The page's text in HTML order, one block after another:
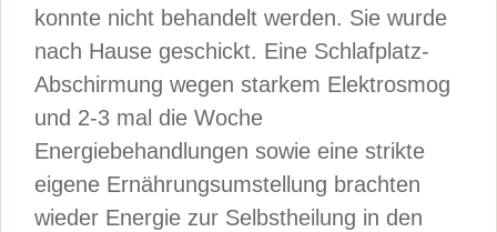
konnte nicht behandelt werden. Sie wurde
nach Hause geschickt. Eine Schlafplatz-
Abschirmung wegen starkem Elektrosmog
und 2-3 mal die Woche
Energiebehandlungen sowie eine strikte
eigene Ernährungsumstellung brachten
wieder Energie zur Selbstheilung in den